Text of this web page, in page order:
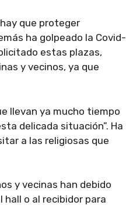
que proteger
ha golpeado la Covid-
estas plazas,
y vecinos, ya que
llevan ya mucho tiempo
delicada situación”. Ha
a las religiosas que
y vecinas han debido
o al recibidor para